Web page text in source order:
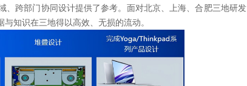
跨部门协同设计提供了参考。面对北京、上海、合肥三地研发
知识在三地得以高效、无损的流动。